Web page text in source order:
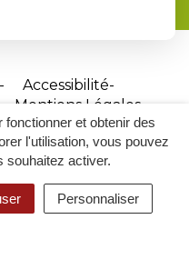
et obtenir des
l'utilisation, vous pouvez
souhaitez activer.
Personnaliser
ACCESSIBILITÉ
Accessibilité
Mentions Légales